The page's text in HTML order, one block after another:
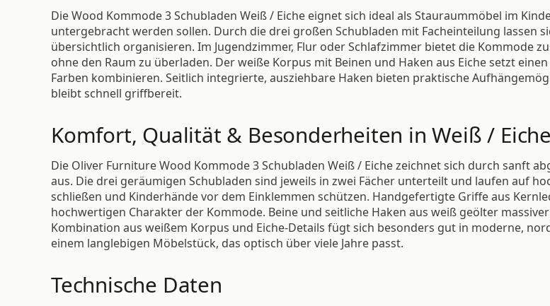
Die Wood Kommode 3 Schubladen Weiß / Eiche eignet sich ideal als Stauraummöbel im
untergebracht werden sollen. Durch die drei großen Schubladen mit Facheinteilung lassen
übersichtlich organisieren. Im Jugendzimmer, Flur oder Schlafzimmer bietet die Kommode
ohne den Raum zu überladen. Der weiße Korpus mit Beinen und Haken aus Eiche setzt
Farben kombinieren. Seitlich integrierte, ausziehbare Haken bieten praktische
bleibt schnell griffbereit.
Komfort, Qualität & Besonderheiten in Weiß / Eiche
Die Oliver Furniture Wood Kommode 3 Schubladen Weiß / Eiche zeichnet sich durch sanft
aus. Die drei geräumigen Schubladen sind jeweils in zwei Fächer unterteilt und laufen auf
schließen und Kinderhände vor dem Einklemmen schützen. Handgefertigte Griffe aus
hochwertigen Charakter der Kommode. Beine und seitliche Haken aus weiß geölter
Kombination aus weißem Korpus und Eiche-Details fügt sich besonders gut in moderne,
einem langlebigen Möbelstück, das optisch über viele Jahre passt.
Technische Daten